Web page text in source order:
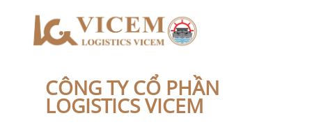
CÔNG TY CỔ PHẦN
LOGISTICS VICEM